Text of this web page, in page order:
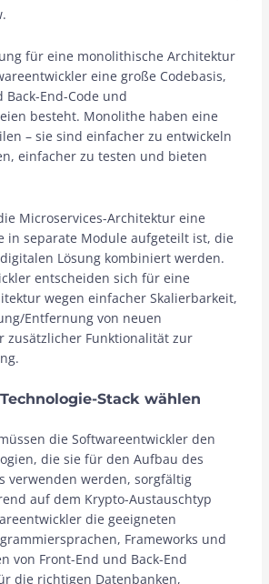
für eine monolithische Architektur
eine große Codebasis,
End-Code und
besteht. Monolithe haben eine
– sie sind einfacher zu entwickeln
einfacher zu testen und bieten
Microservices-Architektur eine
in separate Module aufgeteilt ist, die
Lösung kombiniert werden.
entscheiden sich für eine
wegen einfacher Skalierbarkeit,
Entfernung von neuen
zusätzlicher Funktionalität zur
Stack wählen
die Softwareentwickler den
die sie für den Aufbau des
verwenden werden, sorgfältig
auf dem Krypto-Austauschtyp
die geeigneten
Frameworks und
von Front-End und Back-End
die richtigen Datenbanken,